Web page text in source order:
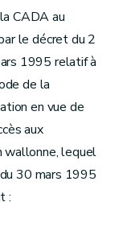
CADA au
le décret du 2
1995 relatif à
de la
en vue de
aux
wallonne, lequel
30 mars 1995
: